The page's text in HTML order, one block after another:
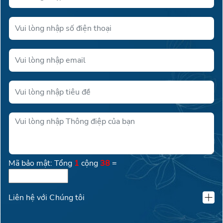
Mã bảo mật: Tổng 1 cộng 38=
Liên hệ với Chúng tôi